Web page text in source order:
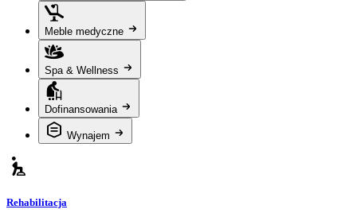
Meble medyczne
Spa & Wellness
Dofinansowania
Wynajem
Rehabilitacja